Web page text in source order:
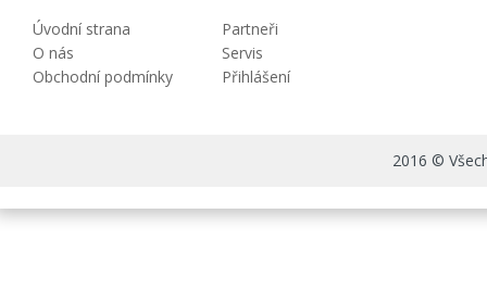
Úvodní strana
O nás
Obchodní podmínky
Partneři
Servis
Přihlášení
2016 ©